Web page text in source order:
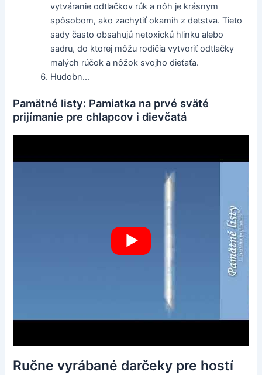
vytváranie odtlačkov rúk a nôh je krásnym
spôsobom, ako zachytiť okamih z detstva. Tieto
sady často obsahujú netoxickú hlinku alebo
sadru, do ktorej môžu rodičia vytvoriť odtlačky
malých rúčok a nôžok svojho dieťaťa.
Hudobn...
Pamätné listy: Pamiatka na prvé sväté
prijímanie pre chlapcov i dievčatá
Ručne vyrábané darčeky pre hostí